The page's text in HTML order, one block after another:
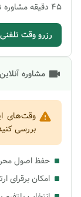
45 دقیقهمشاوره
رزرو وقت تلفنی
مشاوره آنلاین
وقت‌های
بررسی
حفظ اصول
امکان برقرای